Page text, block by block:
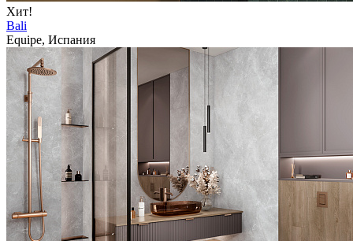
Хит!
Bali
Equipe, Испания